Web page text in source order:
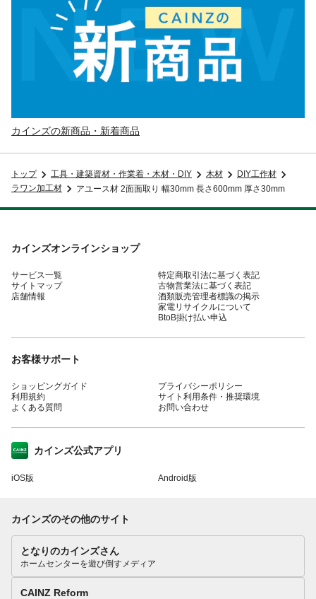
カインズの新商品・新着商品
トップ 工具・建築資材・作業着・木材・DIY 木材
DIY工作材
ラワン加工材
アユース材 2面面取り 幅30mm 長さ600mm 厚さ30mm
カインズオンラインショップ
サービス一覧
サイトマップ
店舗情報
特定商取引法に基づく表記
古物営業法に基づく表記
酒類販売管理者標識の掲示
家電リサイクルについて
BtoB掛け払い申込
お客様サポート
ショッピングガイド
利用規約
よくある質問
プライバシーポリシー
サイト利用条件・推奨環境
お問い合わせ
カインズ公式アプリ
iOS版 Android版
カインズのその他のサイト
となりのカインズさん
ホームセンターを遊び倒すメディア
CAINZ Reform